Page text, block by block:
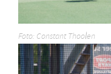
Foto: Constant Thoolen